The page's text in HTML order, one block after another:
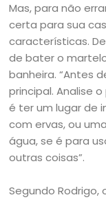
Mas, para não
certa para sua
características.
de bater o
banheira. “Antes
principal. Analise
é ter um lugar de
com ervas, ou
água, se é para
outras coisas”.
Segundo